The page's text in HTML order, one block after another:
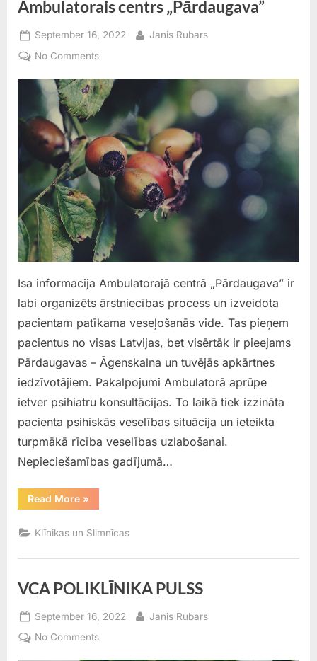
Ambulatorais centrs „Pārdaugava”
Posted
on
September 16, 2022 By
Janis Rubars
No Commentson
centrs
„Pārdaugava”
Isa informacija Ambulatorajā centrā „Pārdaugava” ir
labi organizēts ārstniecības process un izveidota
pacientam patīkama veseļošanās vide. Tas pieņem
pacientus no visas Latvijas, bet visērtāk ir pieejams
Pārdaugavas – Āgenskalna un tuvējās apkārtnes
iedzīvotājiem. Pakalpojumi Ambulatorā aprūpe
ietver psihiatru konsultācijas. To laikā tiek izzināta
pacienta psihiskās veselības situācija un ieteikta
turpmākā rīcība veselības uzlabošanai.
Nepieciešamības gadījumā…
Read More“Ambulatorais
centrs
»
Klīnikas un Slimnīcas
VCA POLIKLĪNIKA PULSS
Posted
on
September 16, 2022 By
Janis Rubars
No Commentson